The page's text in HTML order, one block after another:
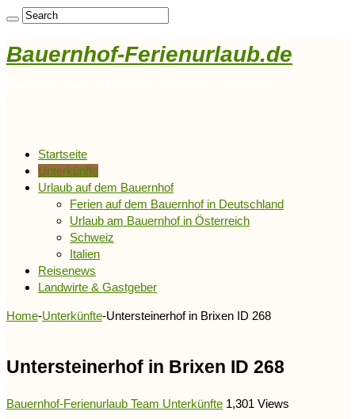
Bauernhof-Ferienurlaub.de
Startseite
Unterkünfte
Urlaub auf dem Bauernhof
Ferien auf dem Bauernhof in Deutschland
Urlaub am Bauernhof in Österreich
Schweiz
Italien
Reisenews
Landwirte & Gastgeber
Home-Unterkünfte-Untersteinerhof in Brixen ID 268
Untersteinerhof in Brixen ID 268
Bauernhof-Ferienurlaub Team Unterkünfte 1,301 Views